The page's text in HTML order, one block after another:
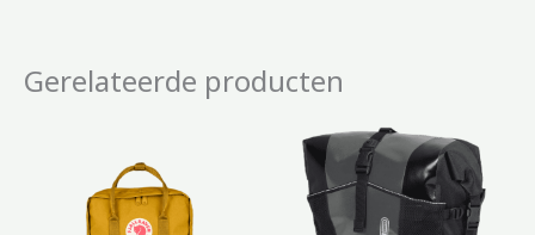
Gerelateerde producten